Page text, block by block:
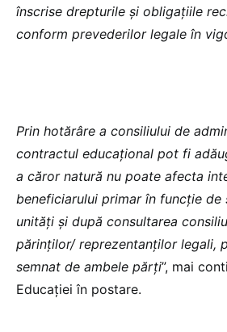
înscrise drepturile și obligațiile
conform prevederilor legale în
Prin hotărâre a consiliului de
contractul educațional pot fi
a căror natură nu poate afecta
beneficiarului primar în funcție
unități și după consultarea
părinților/ reprezentanților legali,
semnat de ambele părți”, mai
Educației în postare.